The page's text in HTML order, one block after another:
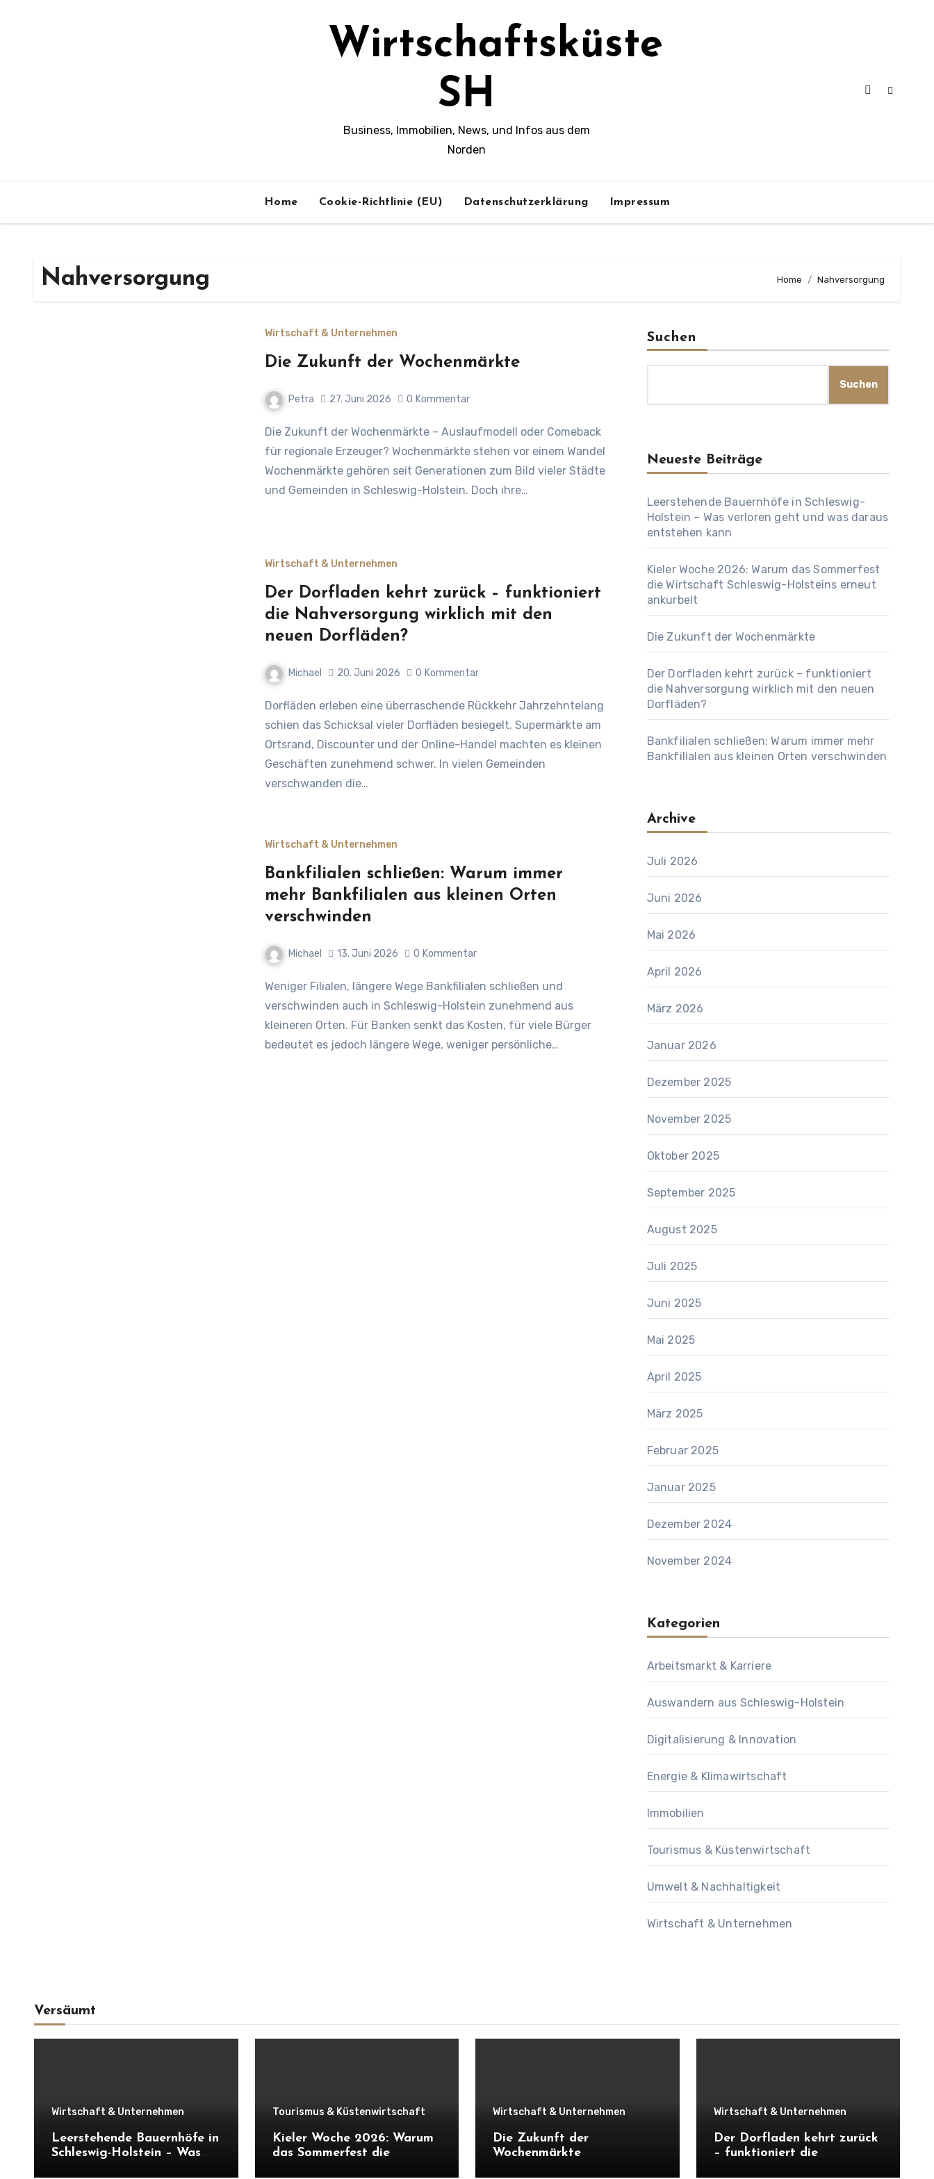
Wirtschaftsküste
SH
Business, Immobilien, News, und Infos aus dem
Norden
Home Cookie-Richtlinie (EU) Datenschutzerklärung Impressum
Nahversorgung Home Nahversorgung
Wirtschaft & Unternehmen
Die Zukunft der Wochenmärkte
Petra 27. Juni 2026 0 Kommentar
Die Zukunft der Wochenmärkte – Auslaufmodell oder Comeback
für regionale Erzeuger? Wochenmärkte stehen vor einem Wandel
Wochenmärkte gehören seit Generationen zum Bild vieler Städte
und Gemeinden in Schleswig-Holstein. Doch ihre…
Wirtschaft & Unternehmen
Der Dorfladen kehrt zurück – funktioniert
die Nahversorgung wirklich mit den
neuen Dorfläden?
Michael 20. Juni 2026 0 Kommentar
Dorfläden erleben eine überraschende Rückkehr Jahrzehntelang
schien das Schicksal vieler Dorfläden besiegelt. Supermärkte am
Ortsrand, Discounter und der Online-Handel machten es kleinen
Geschäften zunehmend schwer. In vielen Gemeinden
verschwanden die…
Wirtschaft & Unternehmen
Bankfilialen schließen: Warum immer
mehr Bankfilialen aus kleinen Orten
verschwinden
Michael 13. Juni 2026 0 Kommentar
Weniger Filialen, längere Wege Bankfilialen schließen und
verschwinden auch in Schleswig-Holstein zunehmend aus
kleineren Orten. Für Banken senkt das Kosten, für viele Bürger
bedeutet es jedoch längere Wege, weniger persönliche…
Suchen
Suchen
Neueste Beiträge
Leerstehende Bauernhöfe in Schleswig-
Holstein – Was verloren geht und was daraus
entstehen kann
Kieler Woche 2026: Warum das Sommerfest
die Wirtschaft Schleswig-Holsteins erneut
ankurbelt
Die Zukunft der Wochenmärkte
Der Dorfladen kehrt zurück – funktioniert
die Nahversorgung wirklich mit den neuen
Dorfläden?
Bankfilialen schließen: Warum immer mehr
Bankfilialen aus kleinen Orten verschwinden
Archive
Juli 2026
Juni 2026
Mai 2026
April 2026
März 2026
Januar 2026
Dezember 2025
November 2025
Oktober 2025
September 2025
August 2025
Juli 2025
Juni 2025
Mai 2025
April 2025
März 2025
Februar 2025
Januar 2025
Dezember 2024
November 2024
Kategorien
Arbeitsmarkt & Karriere
Auswandern aus Schleswig-Holstein
Digitalisierung & Innovation
Energie & Klimawirtschaft
Immobilien
Tourismus & Küstenwirtschaft
Umwelt & Nachhaltigkeit
Wirtschaft & Unternehmen
Versäumt
Wirtschaft & Unternehmen
Leerstehende Bauernhöfe in
Schleswig-Holstein – Was
Tourismus & Küstenwirtschaft
Kieler Woche 2026: Warum
das Sommerfest die
Wirtschaft & Unternehmen
Die Zukunft der
Wochenmärkte
Wirtschaft & Unternehmen
Der Dorfladen kehrt zurück
– funktioniert die